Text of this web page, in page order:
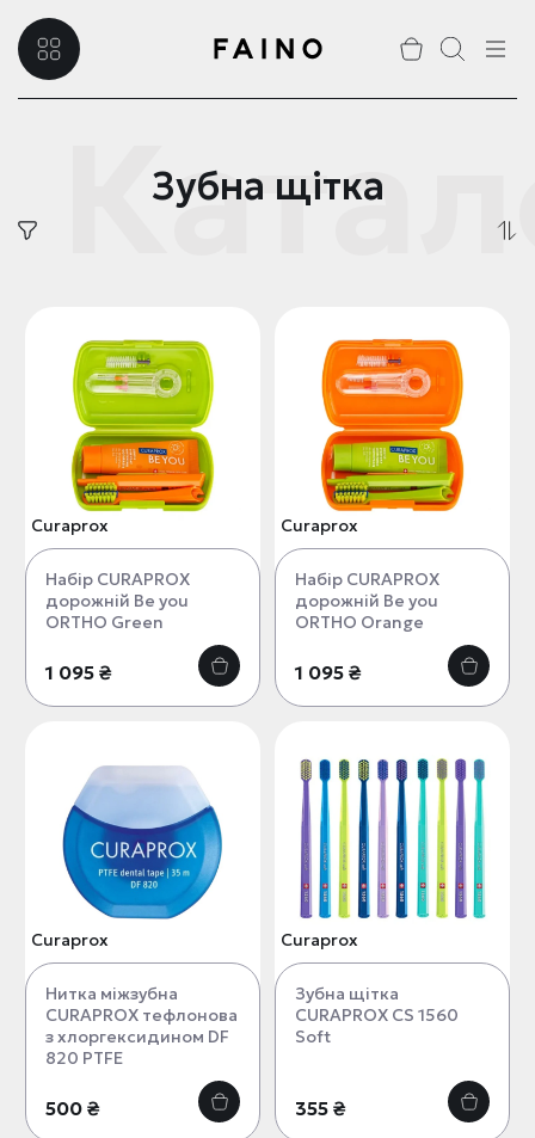
Зубна щітка
Curaprox
Набір CURAPROX
дорожній Be you
ORTHO Green
1 095 ₴
Curaprox
Набір CURAPROX
дорожній Be you
ORTHO Orange
1 095 ₴
Curaprox
Нитка міжзубна
CURAPROX тефлонова
з хлоргексидином DF
820 PTFE
500 ₴
Curaprox
Зубна щітка
CURAPROX CS 1560
Soft
355 ₴